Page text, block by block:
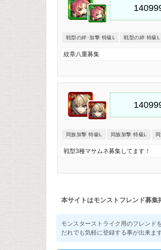
戦型の絆･加撃 特級L 戦型の絆 特級L
紋章八重募集
同族加撃 特級L 同族加撃 特級L
戦型3種マサムネ募集してます！
本サイトはモンストフレンド募集
モンスターストライク用のフレンド
だれでも気軽に登録する事が出来ます